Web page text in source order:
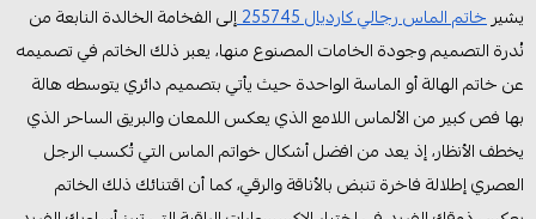
يشيرخاتم الماس رجالي كارديال 255745
إلى الفخامة الخالدة النابعة من
نُدرة التصميم وجودة الخامات المصنوع منها، يعبر ذلك الخاتم في تصميمه
عن خاتم الهالة أو الماسة الواحدة حيث يأتي بتصميم دائري يتوسطه هالة
بها فص كبير من الألماس اللامع الذي يعكس اللمعان والبريق الساحر الذي
يخطف الأنظار، إذ يعد من افضل أشكال خواتم الماس التي تُكسب الرجل
العصري إطلالة فاخرة تنبض بالأناقة والرقي، كما أن اقتنائك ذلك الخاتم